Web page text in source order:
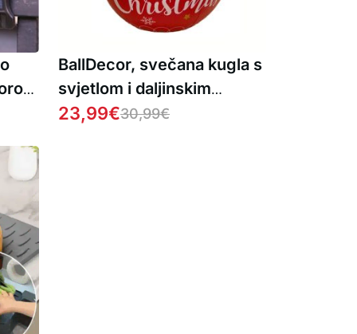
BallDecor, svečana kugla s
svjetlom i daljinskim
upravljačem
23,99€30,99€